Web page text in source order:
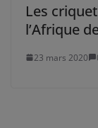
Les
l’Afrique
23 mars 2020